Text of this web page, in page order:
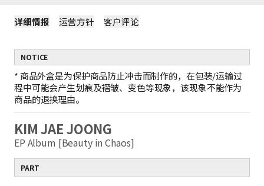
详细情报 运营方针 客户评论
NOTICE
* 商品外盒是为保护商品防止冲击而制作的，在包装/运输过
程中可能会产生划痕及褶皱、变色等现象，该现象不能作为
商品的退换理由。
KIM JAE JOONG
EP Album [Beauty in Chaos]
PART